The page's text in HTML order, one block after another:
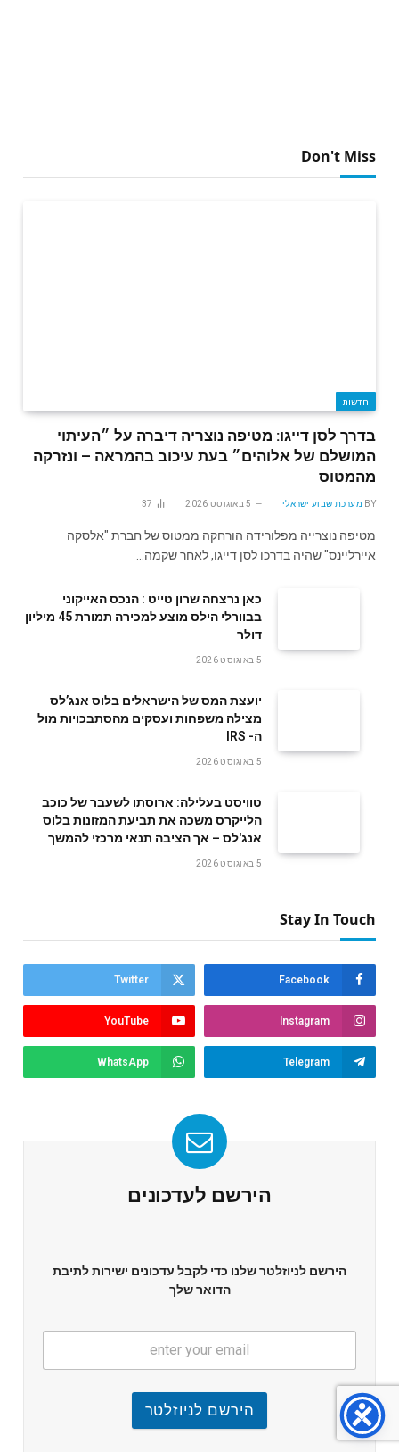
Don't Miss
חדשות
בדרך לסן דייגו: מטיפה נוצריה דיברה על ״העיתוי
המושלם של אלוהים״ בעת עיכוב בהמראה – ונזרקה
מהמטוס
BY מערכת שבוע ישראלי 5 באוגוסט 2026 37
מטיפה נוצרייה מפלורידה הורחקה ממטוס של חברת "אלסקה
איירליינס" שהיה בדרכו לסן דייגו, לאחר שקמה…
‬דולר
5 באוגוסט 2026
‬ה- IRS
5 באוגוסט 2026
טוויסט בעלילה: ארוסתו לשעבר של כוכב
הלייקרס משכה את תביעת המזונות בלוס
אנג'לס – אך הציבה תנאי מרכזי להמשך
5 באוגוסט 2026
Stay In Touch
Facebook
Twitter
Instagram
YouTube
Telegram
WhatsApp
הירשם לעדכונים
הירשם לניוזלטר שלנו כדי לקבל עדכונים ישירות לתיבת
הדואר שלך
הירשם לניוזלטר